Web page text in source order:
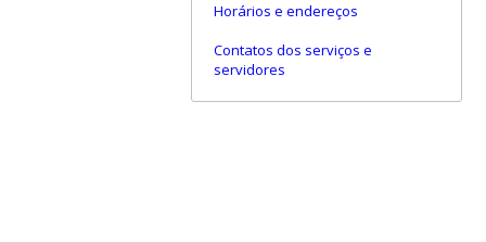
Horários e endereços
Contatos dos serviços e
servidores